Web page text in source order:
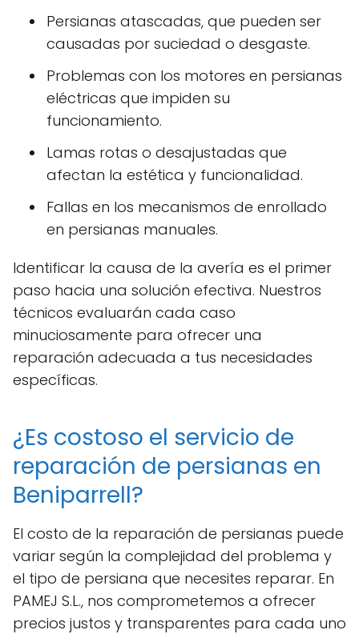
Persianas atascadas, que pueden ser
causadas por suciedad o desgaste.
Problemas con los motores en persianas
eléctricas que impiden su
funcionamiento.
Lamas rotas o desajustadas que
afectan la estética y funcionalidad.
Fallas en los mecanismos de enrollado
en persianas manuales.
Identificar la causa de la avería es el primer
paso hacia una solución efectiva. Nuestros
técnicos evaluarán cada caso
minuciosamente para ofrecer una
reparación adecuada a tus necesidades
específicas.
¿Es costoso el servicio de
reparación de persianas en
Beniparrell?
El costo de la reparación de persianas puede
variar según la complejidad del problema y
el tipo de persiana que necesites reparar. En
PAMEJ S.L., nos comprometemos a ofrecer
precios justos y transparentes para cada uno